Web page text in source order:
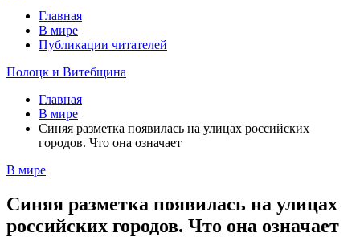
Главная
В мире
Публикации читателей
Полоцк и Витебщина
Главная
В мире
Синяя разметка появилась на улицах российских
городов. Что она означает
В мире
Синяя разметка появилась на улицах
российских городов. Что она означает